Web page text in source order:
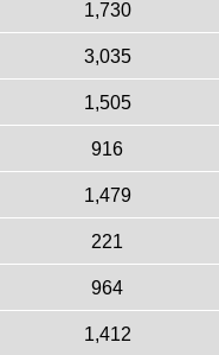
1,730
3,035
1,505
916
1,479
221
964
1,412